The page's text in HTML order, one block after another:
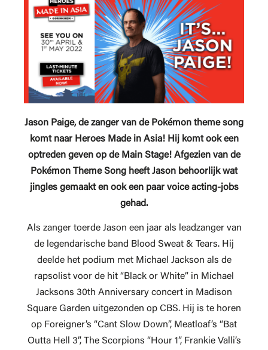
Jason Paige, de zanger van de Pokémon theme song
komt naar Heroes Made in Asia! Hij komt ook een
optreden geven op de Main Stage! Afgezien van de
Pokémon Theme Song heeft Jason behoorlijk wat
jingles gemaakt en ook een paar voice acting-jobs
gehad.
Als zanger toerde Jason een jaar als leadzanger van
de legendarische band Blood Sweat & Tears. Hij
deelde het podium met Michael Jackson als de
rapsolist voor de hit “Black or White” in Michael
Jacksons 30th Anniversary concert in Madison
Square Garden uitgezonden op CBS. Hij is te horen
op Foreigner’s “Cant Slow Down”, Meatloaf’s “Bat
Outta Hell 3”, The Scorpions “Hour 1”, Frankie Valli’s